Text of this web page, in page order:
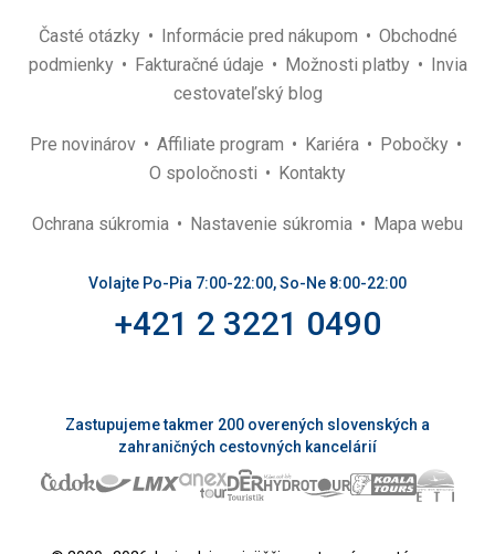
Časté otázky Informácie pred nákupom
Obchodné
podmienky
Fakturačné údaje Možnosti platby
Invia
cestovateľský blog
Pre novinárov Affiliate program Kariéra
Pobočky
O spoločnosti
Kontakty
Ochrana súkromia Nastavenie súkromia Mapa webu
Volajte Po-Pia 7:00-22:00, So-Ne 8:00-22:00
+421 2 3221 0490
Zastupujeme takmer 200 overených slovenských a
zahraničných cestovných kancelárií